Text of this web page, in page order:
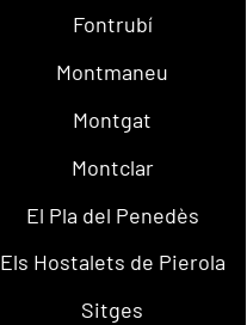
Fontrubí
Montmaneu
Montgat
Montclar
El Pla del Penedès
Els Hostalets de Pierola
Sitges